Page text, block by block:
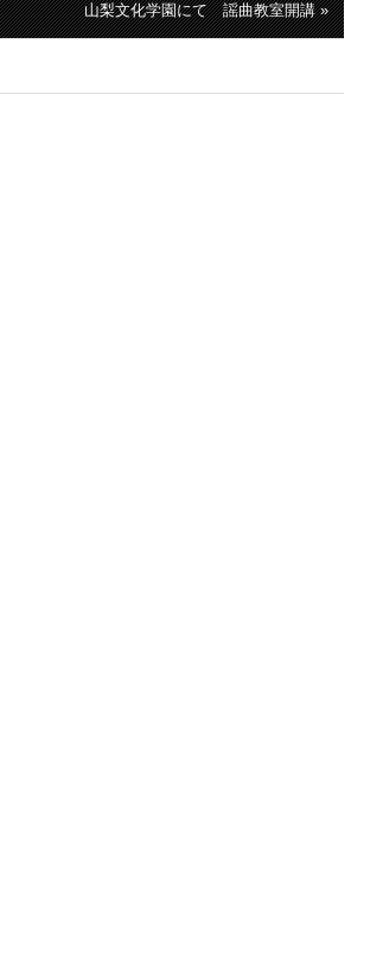
山梨文化学園にて 謡曲教室開講 »